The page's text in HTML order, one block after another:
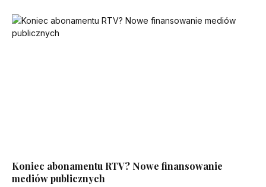
Koniec abonamentu RTV? Nowe finansowanie
mediów publicznych